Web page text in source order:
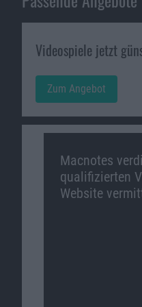
Videospiele jetzt
Zum Angebot
Macnotes
qualifizierten
Website